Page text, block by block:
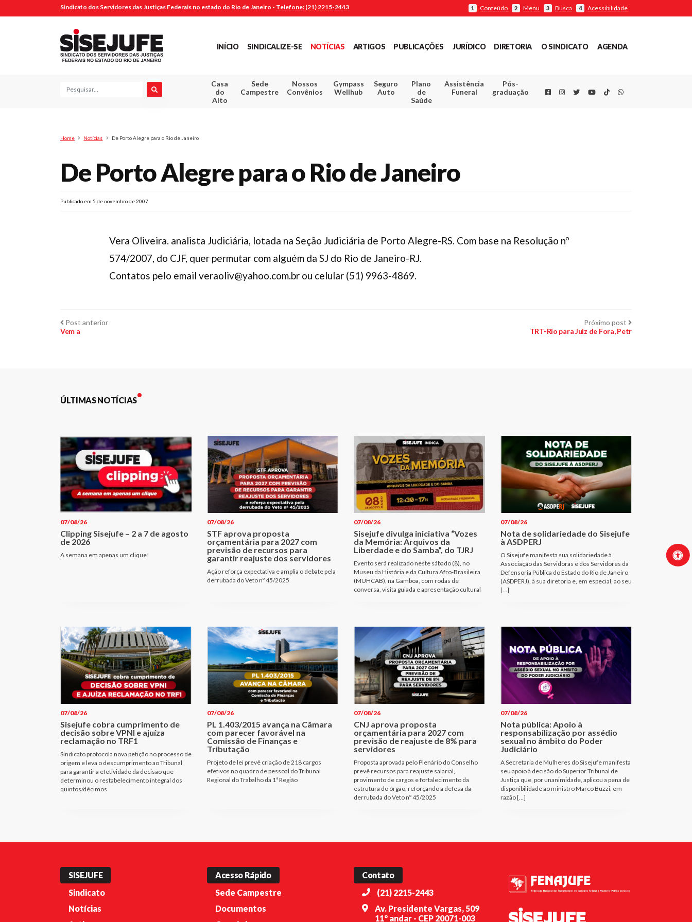
Sindicato dos Servidores das Justiças Federais no estado do Rio de Janeiro - Telefone: (21) 2215-2443 1 Conteúdo 2 Menu 3 Busca 4 Acessibilidade
INÍCIO SINDICALIZE-SE NOTÍCIAS ARTIGOS PUBLICAÇÕES JURÍDICO DIRETORIA O SINDICATO AGENDA
Pesquisa
Casa
do
Alto
Sede
Campestre
Nossos
Convênios
Gympass
Wellhub
Seguro
Auto
Plano
de
Saúde
Assistência
Funeral
Pós-
graduação
FacebookInstagram
TwitterYoutube
TikTokWhatsapp
Home Notícias De Porto Alegre para o Rio de Janeiro
De Porto Alegre para o Rio de Janeiro
Publicado em 5 de novembro de 2007
Vera Oliveira. analista Judiciária, lotada na Seção Judiciária de Porto Alegre-RS. Com base na Resolução nº
574/2007, do CJF, quer permutar com alguém da SJ do Rio de Janeiro-RJ.
Contatos pelo email veraoliv@yahoo.com.br ou celular (51) 9963-4869.
Navegação
Post anteriorPost
Vem a
Próximo post Próximo
post:
TRT-Rio para Juiz de Fora, Petr
ÚLTIMAS NOTÍCIAS
07/08/26
Clipping Sisejufe – 2 a 7 de agosto
de 2026
A semana em apenas um clique!
07/08/26
STF aprova proposta
orçamentária para 2027 com
previsão de recursos para
garantir reajuste dos servidores
Ação reforça expectativa e amplia o debate pela
derrubada do Veto nº 45/2025
07/08/26
Sisejufe divulga iniciativa “Vozes
da Memória: Arquivos da
Liberdade e do Samba”, do TJRJ
Evento será realizado neste sábado (8), no
Museu da História e da Cultura Afro-Brasileira
(MUHCAB), na Gamboa, com rodas de
conversa, visita guiada e apresentação cultural
07/08/26
Nota de solidariedade do Sisejufe
à ASDPERJ
O Sisejufe manifesta sua solidariedade à
Associação das Servidoras e dos Servidores da
Defensoria Pública do Estado do Rio de Janeiro
(ASDPERJ), à sua diretoria e, em especial, ao seu
[…]
07/08/26
Sisejufe cobra cumprimento de
decisão sobre VPNI e ajuíza
reclamação no TRF1
Sindicato protocola nova petição no processo de
origem e leva o descumprimento ao Tribunal
para garantir a efetividade da decisão que
determinou o restabelecimento integral dos
quintos/décimos
07/08/26
PL 1.403/2015 avança na Câmara
com parecer favorável na
Comissão de Finanças e
Tributação
Projeto de lei prevê criação de 218 cargos
efetivos no quadro de pessoal do Tribunal
Regional do Trabalho da 1ª Região
07/08/26
CNJ aprova proposta
orçamentária para 2027 com
previsão de reajuste de 8% para
servidores
Proposta aprovada pelo Plenário do Conselho
prevê recursos para reajuste salarial,
provimento de cargos e fortalecimento da
estrutura do órgão, reforçando a defesa da
derrubada do Veto nº 45/2025
07/08/26
Nota pública: Apoio à
responsabilização por assédio
sexual no âmbito do Poder
Judiciário
A Secretaria de Mulheres do Sisejufe manifesta
seu apoio à decisão do Superior Tribunal de
Justiça que, por unanimidade, aplicou a pena de
disponibilidade ao ministro Marco Buzzi, em
razão […]
SISEJUFE
Sindicato
Notícias
Acesso Rápido
Sede Campestre
Documentos
Contato
(21) 2215-2443
Av. Presidente Vargas, 509
11º andar - CEP 20071-003